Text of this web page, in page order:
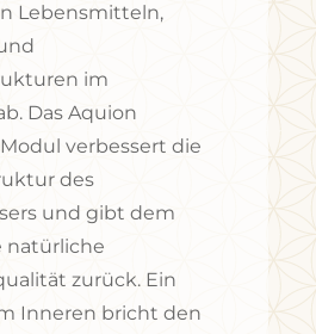
Lebensmitteln,
im
Das Aquion
verbessert die
des
und gibt dem
natürliche
zurück. Ein
Inneren bricht den